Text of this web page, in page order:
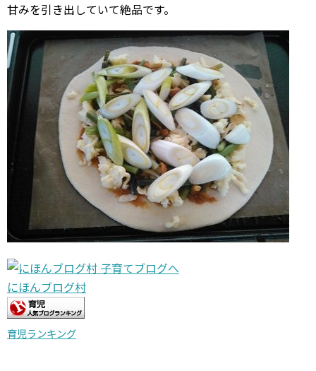
甘みを引き出していて絶品です。
にほんブログ村
育児ランキング